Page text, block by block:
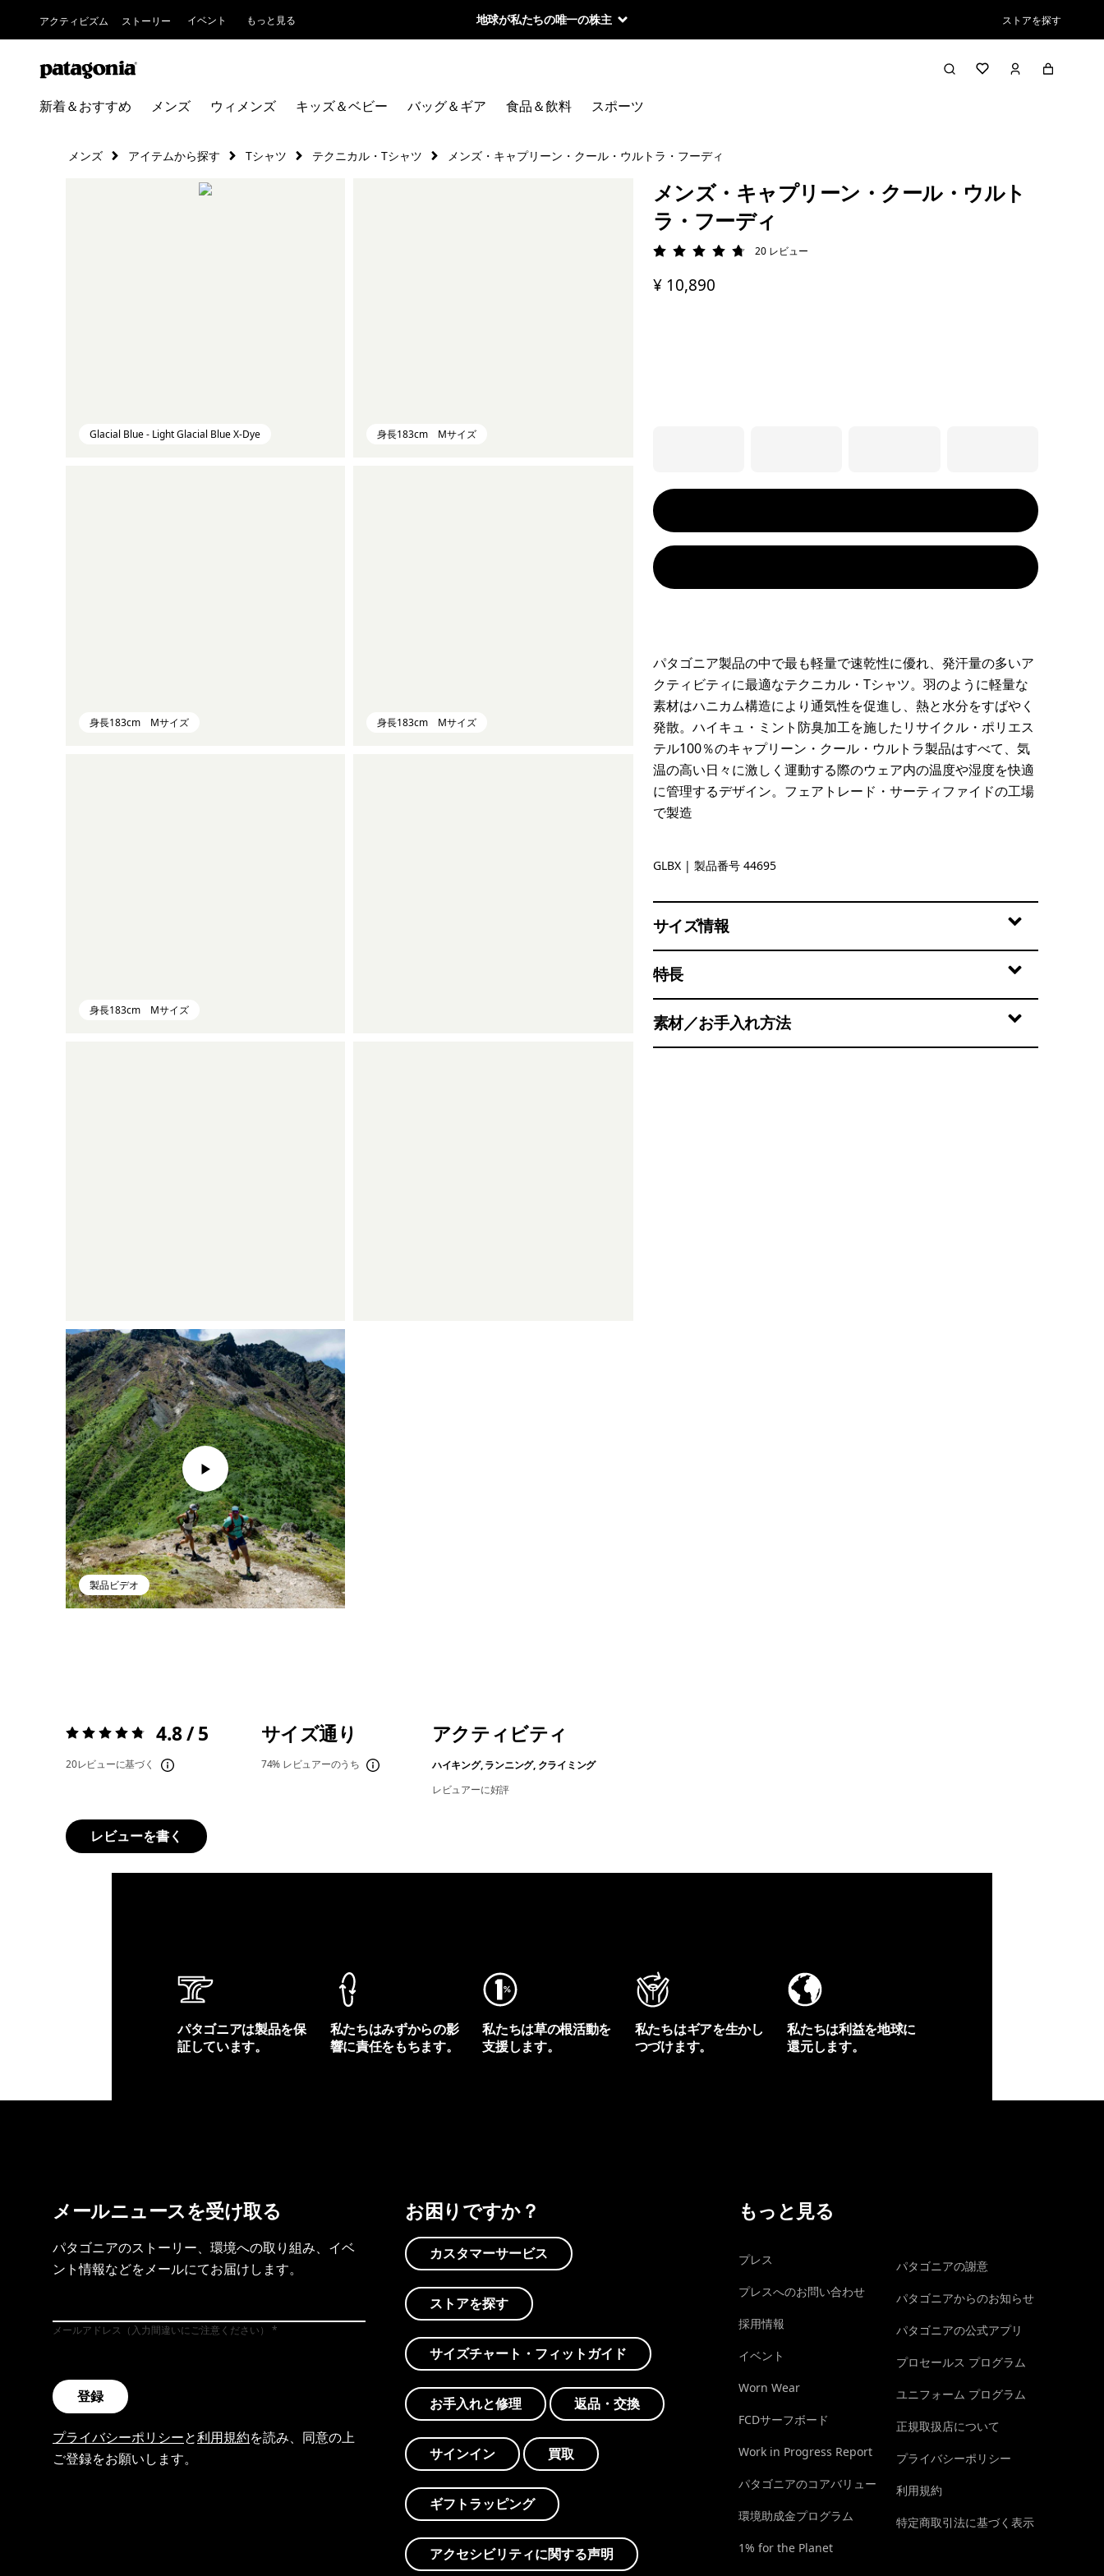
アクティビズム ストーリー イベント もっと見る 地球が私たちの唯一の株主 ストアを探す
新着＆おすすめ メンズ ウィメンズ キッズ＆ベビー バッグ＆ギア 食品＆飲料 スポーツ
メンズ アイテムから探す Tシャツ テクニカル・Tシャツ メンズ・キャプリーン・クール・ウルトラ・フーディ
Glacial Blue - Light Glacial Blue X-Dye 身長183cm Mサイズ
身長183cm Mサイズ 身長183cm Mサイズ
身長183cm Mサイズ
製品ビデオ
メンズ・キャプリーン・クール・ウルト
ラ・フーディ
評価: 4.8 / 5
20 レビュー
¥ 10,890
パタゴニア製品の中で最も軽量で速乾性に優れ、発汗量の多いア
クティビティに最適なテクニカル・Tシャツ。羽のように軽量な
素材はハニカム構造により通気性を促進し、熱と水分をすばやく
発散。ハイキュ・ミント防臭加工を施したリサイクル・ポリエス
テル100％のキャプリーン・クール・ウルトラ製品はすべて、気
温の高い日々に激しく運動する際のウェア内の温度や湿度を快適
に管理するデザイン。フェアトレード・サーティファイドの工場
で製造
Glacial Blue - Light Glacial Blue X-Dye
GLBX | 製品番号 44695
サイズ情報
特長
素材／お手入れ方法
評価:4.8 / 5 4.8 / 5
20レビューに基づく
サイズ通り
74% レビュアーのうち
アクティビティ
ハイキング, ランニング, クライミング
レビュアーに好評
レビューを書く
パタゴニアは製品を保
証しています。
私たちはみずからの影
響に責任をもちます。
私たちは草の根活動を
支援します。
私たちはギアを生かし
つづけます。
私たちは利益を地球に
還元します。
メールニュースを受け取る
パタゴニアのストーリー、環境への取り組み、イベ
ント情報などをメールにてお届けします。
メールアドレス（入力間違いにご注意ください）
登録
プライバシーポリシーと利用規約を読み、同意の上
ご登録をお願いします。
お困りですか？
カスタマーサービス
ストアを探す
サイズチャート・フィットガイド
お手入れと修理 返品・交換
サインイン 買取
ギフトラッピング
アクセシビリティに関する声明
もっと見る
プレス
プレスへのお問い合わせ
採用情報
イベント
Worn Wear
FCDサーフボード
Work in Progress Report
パタゴニアのコアバリュー
環境助成金プログラム
1% for the Planet
パタゴニアの謝意
パタゴニアからのお知らせ
パタゴニアの公式アプリ
プロセールス プログラム
ユニフォーム プログラム
正規取扱店について
プライバシーポリシー
利用規約
特定商取引法に基づく表示